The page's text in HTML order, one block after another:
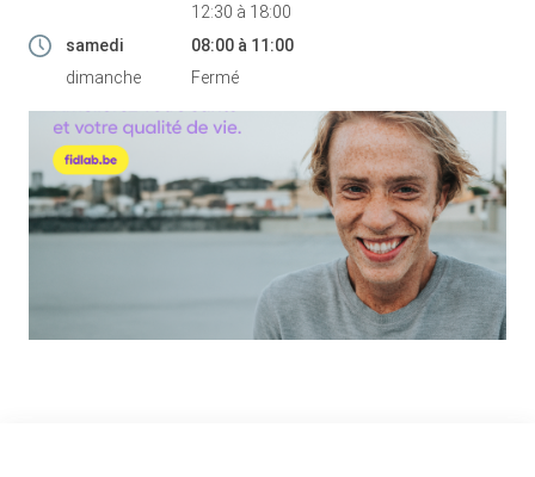
12:30 à 18:00
samedi
08:00à 11:00
dimanche
Fermé